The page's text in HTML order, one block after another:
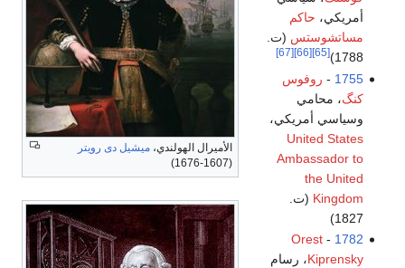
الأميرال الهولندي، ميشيل دى رويتر
(1607-1676)
أمريكي، حاكم
مساتشوستس (ت.
1788)
[65]
[66]
[67]
1755
- روفوس
كنگ، محامي
وسياسي أمريكي،
United States
Ambassador to
the United
Kingdom (ت.
1827)
1782
-
Orest
Kiprensky، رسام